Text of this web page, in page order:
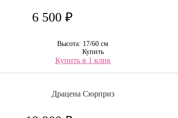
6 500 ₽
Высота: 17/60 см
Купить
Купить в 1 клик
Драцена Сюрприз